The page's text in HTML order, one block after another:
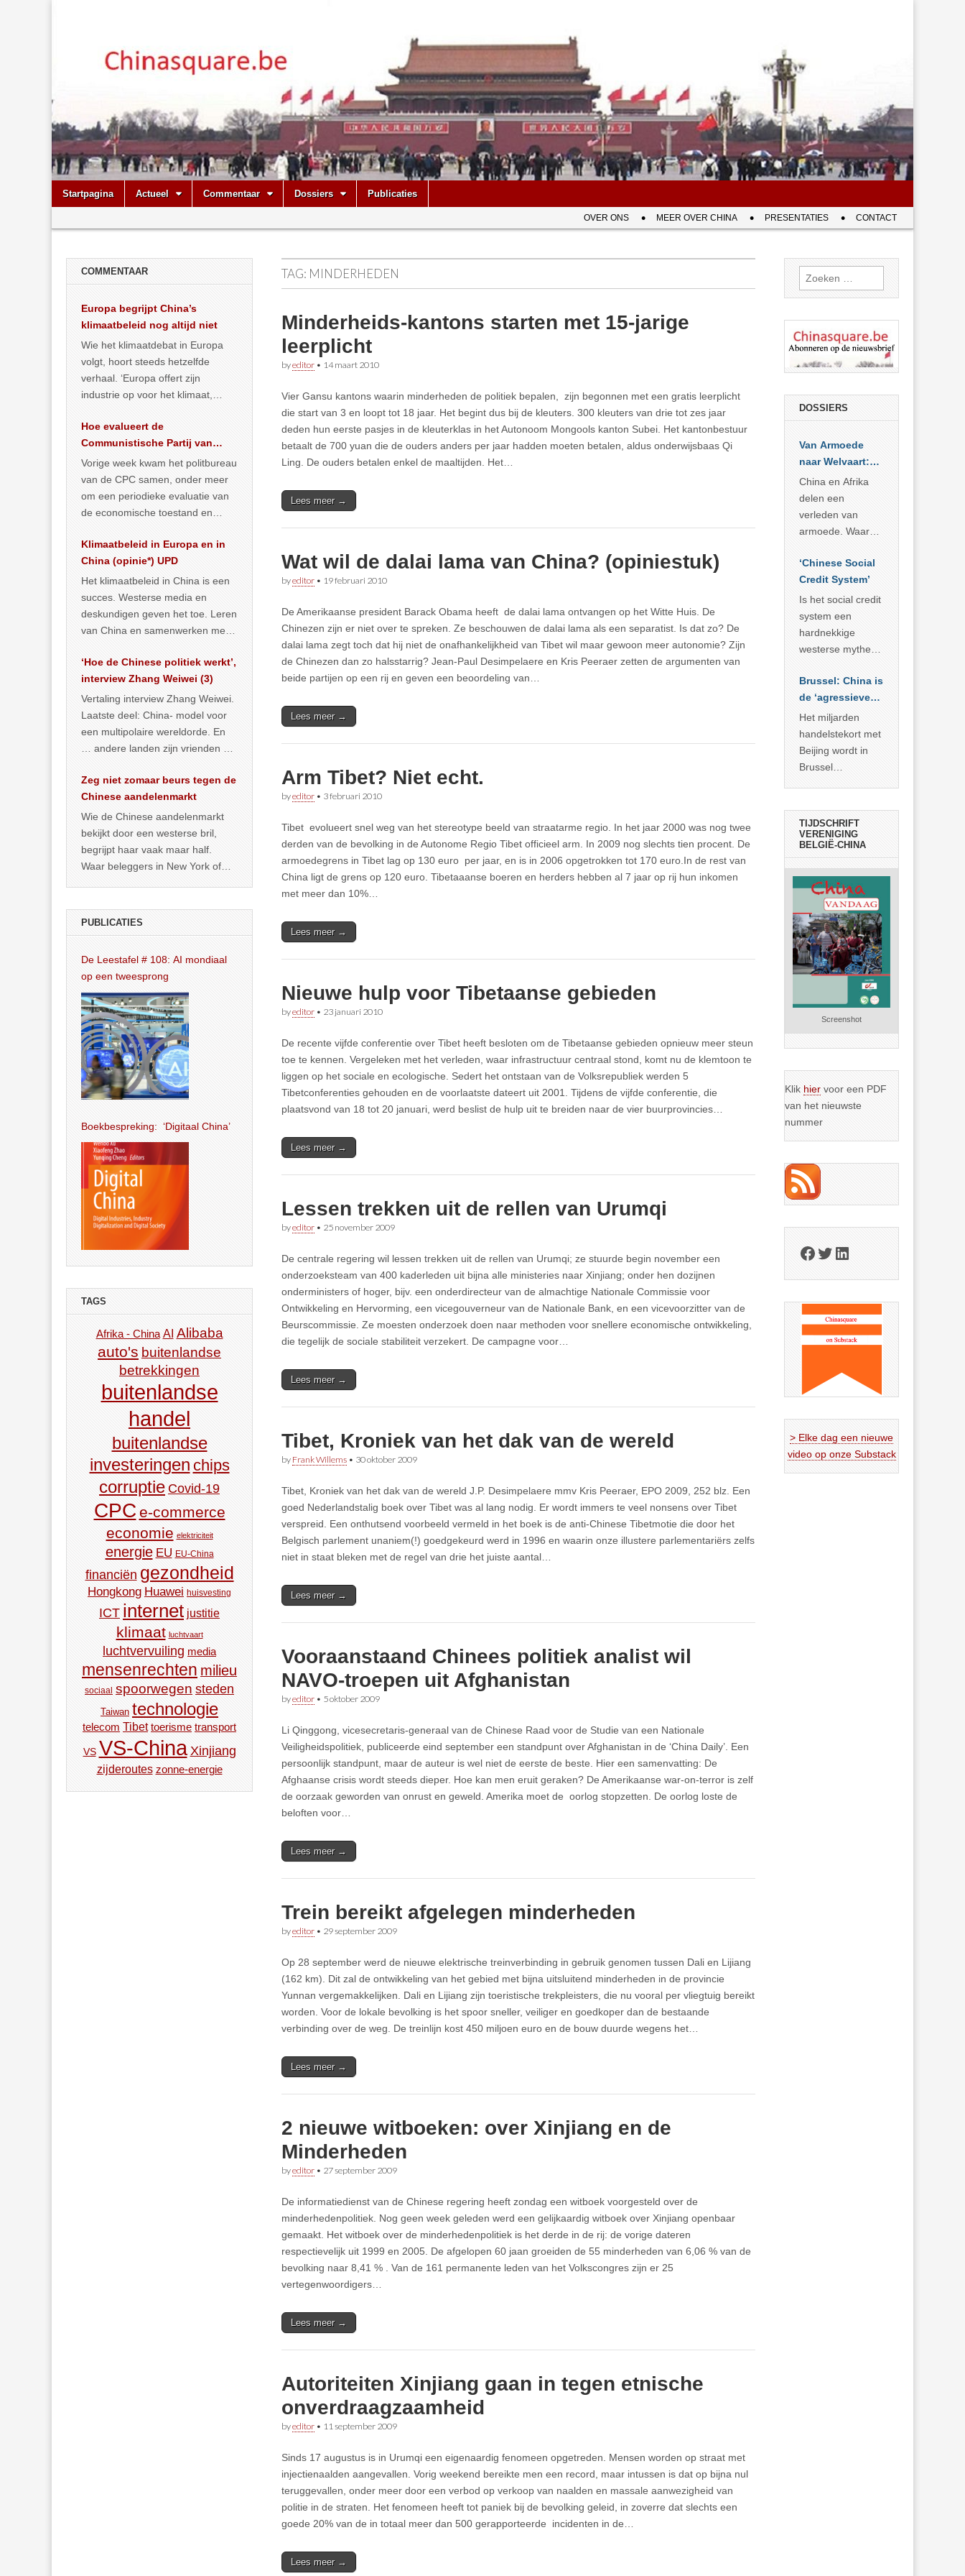
Chinasquare.be
Main
menu
Skip
Startpagina Actueel Commentaar Dossiers Publicaties
menu
OVER ONS MEER OVER CHINA PRESENTATIES CONTACT
TAG: MINDERHEDEN
Minderheids-kantons starten met 15-jarige
leerplicht
byeditor • 14 maart 2010
Vier Gansu kantons waarin minderheden de politiek bepalen, zijn begonnen met een gratis leerplicht
die start van 3 en loopt tot 18 jaar. Het begint dus bij de kleuters. 300 kleuters van drie tot zes jaar
deden hun eerste pasjes in de kleuterklas in het Autonoom Mongools kanton Subei. Het kantonbestuur
betaalt de 700 yuan die de ouders anders per jaar hadden moeten betalen, aldus onderwijsbaas Qi
Ling. De ouders betalen enkel de maaltijden. Het…
Lees meer →
Wat wil de dalai lama van China? (opiniestuk)
byeditor • 19 februari 2010
De Amerikaanse president Barack Obama heeft de dalai lama ontvangen op het Witte Huis. De
Chinezen zijn er niet over te spreken. Ze beschouwen de dalai lama als een separatist. Is dat zo? De
dalai lama zegt toch dat hij niet de onafhankelijkheid van Tibet wil maar gewoon meer autonomie? Zijn
de Chinezen dan zo halsstarrig? Jean-Paul Desimpelaere en Kris Peeraer zetten de argumenten van
beide partijen op een rij en geven een beoordeling van…
Lees meer →
Arm Tibet? Niet echt.
byeditor • 3 februari 2010
Tibet evolueert snel weg van het stereotype beeld van straatarme regio. In het jaar 2000 was nog twee
derden van de bevolking in de Autonome Regio Tibet officieel arm. In 2009 nog slechts tien procent. De
armoedegrens in Tibet lag op 130 euro per jaar, en is in 2006 opgetrokken tot 170 euro.In de rest van
China ligt de grens op 120 euro. Tibetaaanse boeren en herders hebben al 7 jaar op rij hun inkomen
met meer dan 10%…
Lees meer →
Nieuwe hulp voor Tibetaanse gebieden
byeditor • 23 januari 2010
De recente vijfde conferentie over Tibet heeft besloten om de Tibetaanse gebieden opnieuw meer steun
toe te kennen. Vergeleken met het verleden, waar infrastructuur centraal stond, komt nu de klemtoon te
liggen op het sociale en ecologische. Sedert het ontstaan van de Volksrepubliek werden 5
Tibetconferenties gehouden en de voorlaatste dateert uit 2001. Tijdens de vijfde conferentie, die
plaatsvond van 18 tot 20 januari, werd beslist de hulp uit te breiden naar de vier buurprovincies…
Lees meer →
Lessen trekken uit de rellen van Urumqi
byeditor • 25 november 2009
De centrale regering wil lessen trekken uit de rellen van Urumqi; ze stuurde begin november een
onderzoeksteam van 400 kaderleden uit bijna alle ministeries naar Xinjiang; onder hen dozijnen
onderministers of hoger, bijv. een onderdirecteur van de almachtige Nationale Commissie voor
Ontwikkeling en Hervorming, een vicegouverneur van de Nationale Bank, en een vicevoorzitter van de
Beurscommissie. Ze moesten onderzoek doen naar methoden voor snellere economische ontwikkeling,
die tegelijk de sociale stabiliteit verzekert. De campagne voor…
Lees meer →
Tibet, Kroniek van het dak van de wereld
by Frank Willems • 30 oktober 2009
Tibet, Kroniek van het dak van de wereld J.P. Desimpelaere mmv Kris Peeraer, EPO 2009, 252 blz. Een
goed Nederlandstalig boek over Tibet was al lang nodig. Er wordt immers te veel nonsens over Tibet
verspreid. Een onthutsend voorbeeld vermeld in het boek is de anti-Chinese Tibetmotie die door het
Belgisch parlement unaniem(!) goedgekeurd werd in 1996 en waarin onze illustere parlementariërs zelfs
niet in staat bleken met de regel van drie het juiste aantal…
Lees meer →
Vooraanstaand Chinees politiek analist wil
NAVO-troepen uit Afghanistan
byeditor • 5 oktober 2009
Li Qinggong, vicesecretaris-generaal van de Chinese Raad voor de Studie van een Nationale
Veiligheidspolitiek, publiceerde eind september een standpunt over Afghanistan in de ‘China Daily’. Een
persoonlijk standpunt, maar de auteur is wel niet de eerste de beste. Hier een samenvatting: De
Afghaanse crisis wordt steeds dieper. Hoe kan men eruit geraken? De Amerikaanse war-on-terror is zelf
de oorzaak geworden van onrust en geweld. Amerika moet de oorlog stopzetten. De oorlog loste de
beloften voor…
Lees meer →
Trein bereikt afgelegen minderheden
byeditor • 29 september 2009
Op 28 september werd de nieuwe elektrische treinverbinding in gebruik genomen tussen Dali en Lijiang
(162 km). Dit zal de ontwikkeling van het gebied met bijna uitsluitend minderheden in de provincie
Yunnan vergemakkelijken. Dali en Lijiang zijn toeristische trekpleisters, die nu vooral per vliegtuig bereikt
worden. Voor de lokale bevolking is het spoor sneller, veiliger en goedkoper dan de bestaande
verbinding over de weg. De treinlijn kost 450 miljoen euro en de bouw duurde wegens het…
Lees meer →
2 nieuwe witboeken: over Xinjiang en de
Minderheden
byeditor • 27 september 2009
De informatiedienst van de Chinese regering heeft zondag een witboek voorgesteld over de
minderhedenpolitiek. Nog geen week geleden werd een gelijkaardig witboek over Xinjiang openbaar
gemaakt. Het witboek over de minderhedenpolitiek is het derde in de rij: de vorige dateren
respectievelijk uit 1999 en 2005. De afgelopen 60 jaan groeiden de 55 minderheden van 6,06 % van de
bevolking naar 8,41 % . Van de 161 permanente leden van het Volkscongres zijn er 25
vertegenwoordigers…
Lees meer →
Autoriteiten Xinjiang gaan in tegen etnische
onverdraagzaamheid
byeditor • 11 september 2009
Sinds 17 augustus is in Urumqi een eigenaardig fenomeen opgetreden. Mensen worden op straat met
injectienaalden aangevallen. Vorig weekend bereikte men een record, maar intussen is dat op bijna nul
teruggevallen, onder meer door een verbod op verkoop van naalden en massale aanwezigheid van
politie in de straten. Het fenomeen heeft tot paniek bij de bevolking geleid, in zoverre dat slechts een
goede 20% van de in totaal meer dan 500 gerapporteerde incidenten in de…
Lees meer →
COMMENTAAR
Europa begrijpt China’s
klimaatbeleid nog altijd niet
Wie het klimaatdebat in Europa
volgt, hoort steeds hetzelfde
verhaal. ‘Europa offert zijn
industrie op voor het klimaat,
vergroening… >> lees meer
Hoe evalueert de
Communistische Partij van
China de economische
toestand?
Vorige week kwam het politbureau
van de CPC samen, onder meer
om een periodieke evaluatie van
de economische toestand en
publiceerden… >> lees meer
Klimaatbeleid in Europa en in
China (opinie*) UPD
Het klimaatbeleid in China is een
succes. Westerse media en
deskundigen geven het toe. Leren
van China en samenwerken met
… >> lees meer
‘Hoe de Chinese politiek werkt’,
interview Zhang Weiwei (3)
Vertaling interview Zhang Weiwei.
Laatste deel: China- model voor
een multipolaire wereldorde. En
… andere landen zijn vrienden of
Zeg niet zomaar beurs tegen de
Chinese aandelenmarkt
Wie de Chinese aandelenmarkt
bekijkt door een westerse bril,
begrijpt haar vaak maar half.
Waar beleggers in New York of
PUBLICATIES
De Leestafel # 108: AI mondiaal
op een tweesprong
Boekbespreking: ‘Digitaal China’
TAGS
Afrika - China AI Alibaba
auto's buitenlandse
betrekkingen
buitenlandse
handel
buitenlandse
investeringen chips
corruptie Covid-19
CPC e-commerce
economie elektriciteit
energie EU EU-China
financiën gezondheid
Hongkong Huawei huisvesting
ICT internet justitie
klimaat luchtvaart
luchtvervuiling media
mensenrechten milieu
sociaal spoorwegen steden
Taiwan technologie
telecom Tibet toerisme transport
VS VS-China Xinjiang
zijderoutes zonne-energie
Zoeken
naar:
DOSSIERS
Van Armoede
naar Welvaart:
Wat Afrika kan
leren van
China’s
economisch
China en Afrika
delen een
verleden van
armoede. Waar
voorbije veertig
jaar in slaagde
meer dan 800
miljoen mensen
uit de armoede
… >> lees meer
‘Chinese Social
Credit System’
Is het social credit
system een
hardnekkige
westerse mythe of
realiteit in China?
Brussel: China is
de ‘agressieve
schuldige’
Het miljarden
handelstekort met
Beijing wordt in
Brussel
economische
agressie. In
werkelijkheid
verhult die
spectaculaire
rekensom vooral
de industriële
achterstand die
… >> lees meer
TIJDSCHRIFT
VERENIGING
BELGIË-CHINA
Screenshot
Klik hier voor een PDF
van het nieuwste
nummer
Facebook
Twitter
LinkedIn
> Elke dag een nieuwe
video op onze Substack